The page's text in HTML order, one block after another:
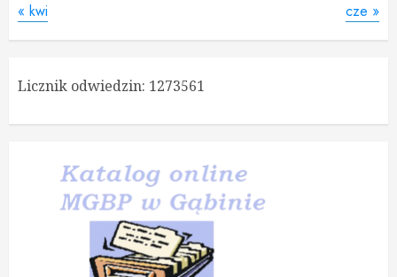
« kwi cze »
Licznik odwiedzin: 1273561